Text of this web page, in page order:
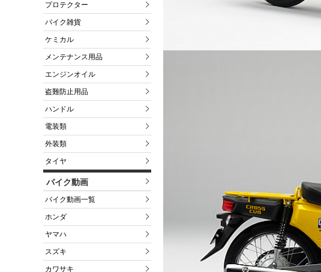
プロテクター
バイク雑貨
ケミカル
メンテナンス用品
エンジンオイル
盗難防止用品
ハンドル
電装類
外装類
タイヤ
バイク動画
バイク動画一覧
ホンダ
ヤマハ
スズキ
カワサキ